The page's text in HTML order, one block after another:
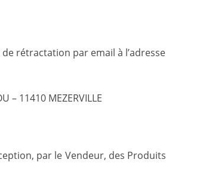
rétractation par email à l’adresse
11410 MEZERVILLE
par le Vendeur, des Produits